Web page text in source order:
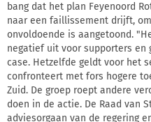
bang dat het plan Feyenoord
naar een faillissement drijft,
onvoldoende is aangetoond.
negatief uit voor supporters en
case. Hetzelfde geldt voor het
confronteert met fors hogere
Zuid. De groep roept andere
doen in de actie. De Raad van
adviesorgaan van de regering